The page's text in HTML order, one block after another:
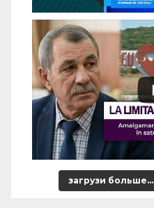
загрузи больше...